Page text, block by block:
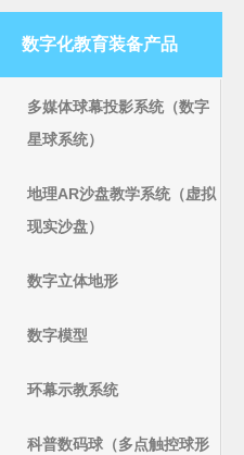
数字化教育装备产品
多媒体球幕投影系统（数字
星球系统）
地理AR沙盘教学系统（虚拟
现实沙盘）
数字立体地形
数字模型
环幕示教系统
科普数码球（多点触控球形